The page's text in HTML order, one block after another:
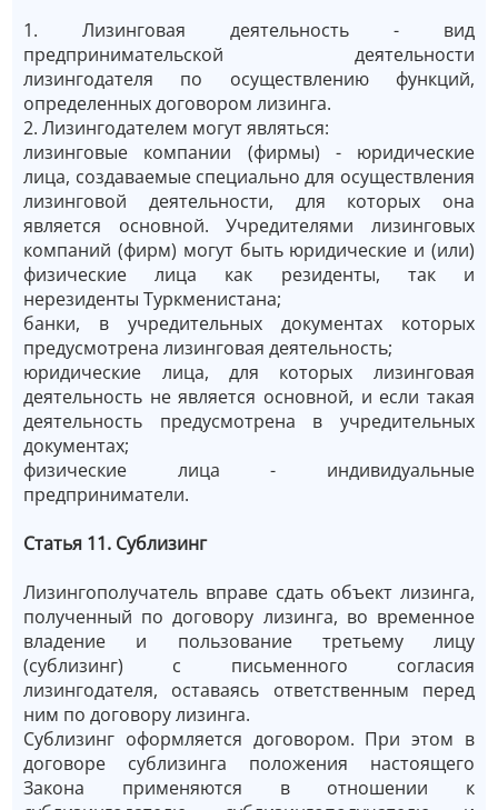
1. Лизинговая деятельность - вид
предпринимательской деятельности
лизингодателя по осуществлению функций,
определенных договором лизинга.
2. Лизингодателем могут являться:
лизинговые компании (фирмы) - юридические
лица, создаваемые специально для осуществления
лизинговой деятельности, для которых она
является основной. Учредителями лизинговых
компаний (фирм) могут быть юридические и (или)
физические лица как резиденты, так и
нерезиденты Туркменистана;
банки, в учредительных документах которых
предусмотрена лизинговая деятельность;
юридические лица, для которых лизинговая
деятельность не является основной, и если такая
деятельность предусмотрена в учредительных
документах;
физические лица - индивидуальные
предприниматели.
Статья 11. Сублизинг
Лизингополучатель вправе сдать объект лизинга,
полученный по договору лизинга, во временное
владение и пользование третьему лицу
(сублизинг) с письменного согласия
лизингодателя, оставаясь ответственным перед
ним по договору лизинга.
Сублизинг оформляется договором. При этом в
договоре сублизинга положения настоящего
Закона применяются в отношении к